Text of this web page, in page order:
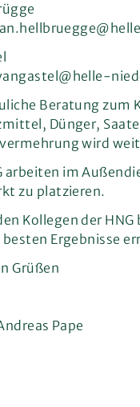
Beratung
Dünger,
wird
arbeiten im
zu platzieren.
Kollegen der
Ergebnisse
Grüßen
Pape